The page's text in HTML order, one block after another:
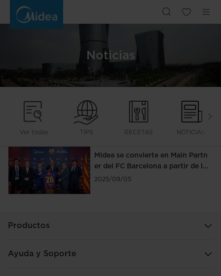
Noticias
Ver todas TIPS RECETAS NOTICIAS
Midea se convierte en Main Partn
er del FC Barcelona a partir de la
temporada 2026/27
2025/09/05
Productos
Ayuda y Soporte